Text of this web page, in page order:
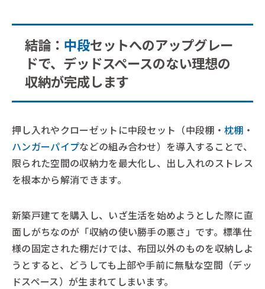
結論： 中段セットへのアップグレー
ドで、デッドスペースのない理想の
収納が完成します
押し入れやクローゼットに中段セット（中段棚・枕棚 ・
ハンガーパイプなどの組み合わせ）を導入することで、
限られた空間の収納力を最大化し、出し入れのストレス
を根本から解消できます。
新築戸建てを購入し、いざ生活を始めようとした際に直
面しがちなのが「収納の使い勝手の悪さ」です。標準仕
様の固定された棚だけでは、布団以外のものを収納しよ
うとすると、どうしても上部や手前に無駄な空間（デッ
ドスペース）が生まれてしまいます。